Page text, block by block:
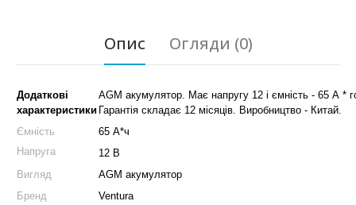
Опис Огляди (0)
Додаткові
характеристики
AGM акумулятор. Має напругу 12 і ємність - 65 А
Гарантія складає 12 місяців. Виробництво - Китай.
Ємність
65 А*ч
Напруга
12 В
Вигляд
AGM акумулятор
Бренд
Ventura